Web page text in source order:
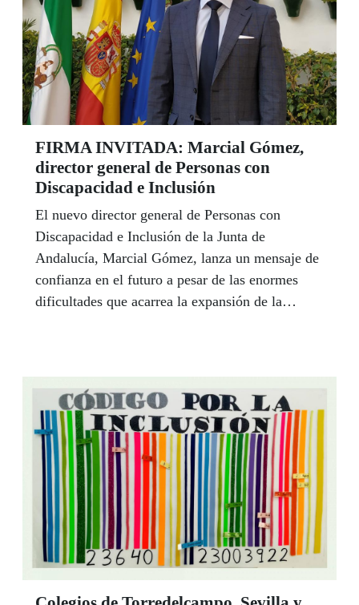
Héroes con nombres y apellidos como los
voluntarios de la ONCE que se han movilizado
para dar respuesta a los afiliados con mayores
necesidades durante esta etapa de confinamiento
social.
FIRMA INVITADA: Marcial Gómez,
director general de Personas con
Discapacidad e Inclusión
El nuevo director general de Personas con
Discapacidad e Inclusión de la Junta de
Andalucía, Marcial Gómez, lanza un mensaje de
confianza en el futuro a pesar de las enormes
dificultades que acarrea la expansión de la
y social", escribe en este artículo en el que
subraya el compromiso de la Consejería de
Igualdad, Políticas Sociales y Conciliación de la
Junta con los mayores, principales víctimas de
esta pandemia, y con las personas con
discapacidad.